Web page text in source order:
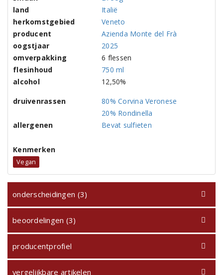
land
Italië
herkomstgebied
Veneto
producent
Azienda Monte del Frà
oogstjaar
2025
omverpakking
6 flessen
flesinhoud
750 ml
alcohol
12,50%
druivenrassen
80% Corvina Veronese
20% Rondinella
allergenen
Bevat sulfieten
Kenmerken
Vegan
onderscheidingen (3)
beoordelingen (3)
producentprofiel
vergelijkbare artikelen